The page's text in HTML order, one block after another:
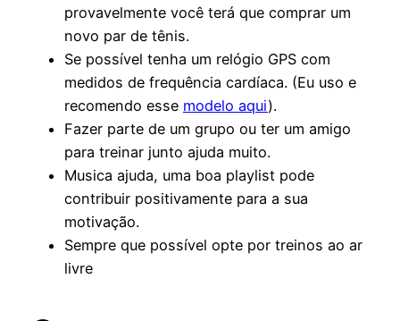
provavelmente você terá que comprar um
novo par de tênis.
Se possível tenha um relógio GPS com
medidos de frequência cardíaca. (Eu uso e
recomendo esse modelo aqui).
Fazer parte de um grupo ou ter um amigo
para treinar junto ajuda muito.
Musica ajuda, uma boa playlist pode
contribuir positivamente para a sua
motivação.
Sempre que possível opte por treinos ao ar
livre